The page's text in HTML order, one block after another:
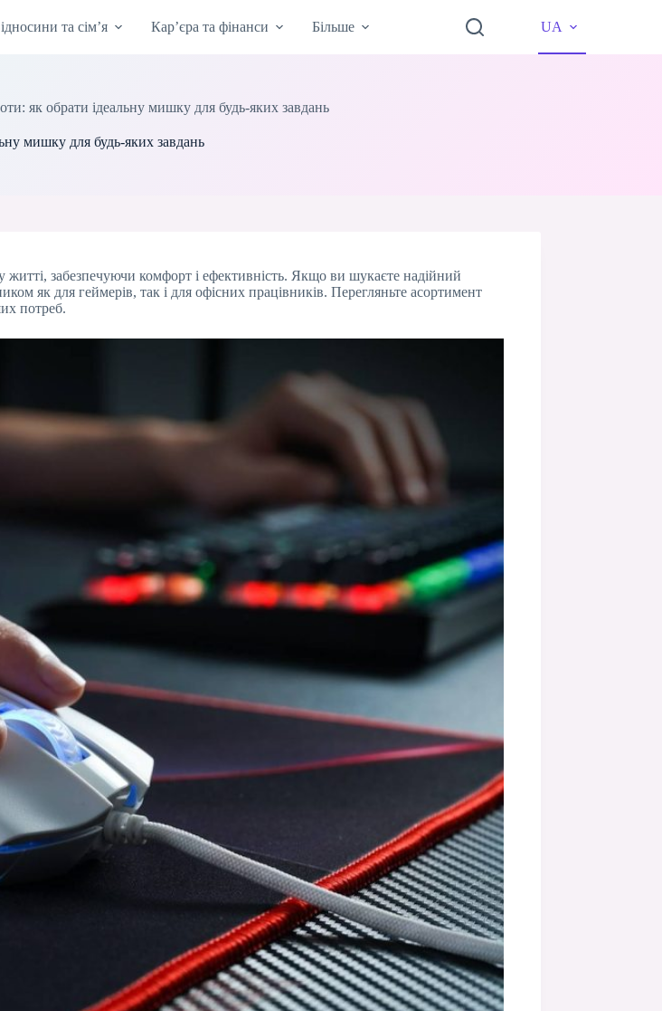
та сім’я Кар’єра та фінанси Більше UA
як обрати ідеальну мишку для будь-яких завдань
мишку для будь-яких завдань
житті, забезпечуючи комфорт і ефективність. Якщо ви шукаєте надійний
як для геймерів, так і для офісних працівників. Перегляньте асортимент
потреб.